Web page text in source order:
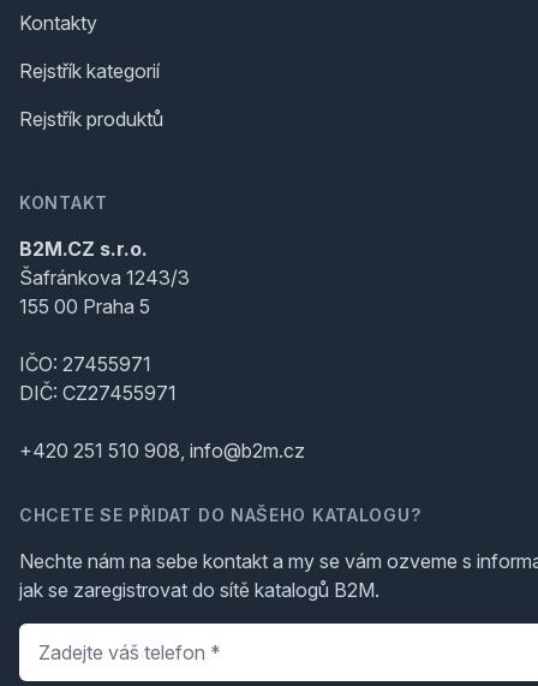
Kontakty
Rejstřík kategorií
Rejstřík produktů
KONTAKT
B2M.CZ s.r.o.
Šafránkova 1243/3
155 00 Praha 5
IČO: 27455971
DIČ: CZ27455971
+420 251 510 908, info@b2m.cz
CHCETE SE PŘIDAT DO NAŠEHO KATALOGU?
Nechte nám na sebe kontakt a my se vám ozveme s
jak se zaregistrovat do sítě katalogů B2M.
Telefon